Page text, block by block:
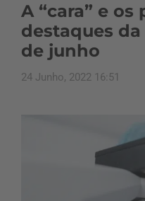
A “cara” e os
destaques
de junho
24 Junho, 2022 16:51